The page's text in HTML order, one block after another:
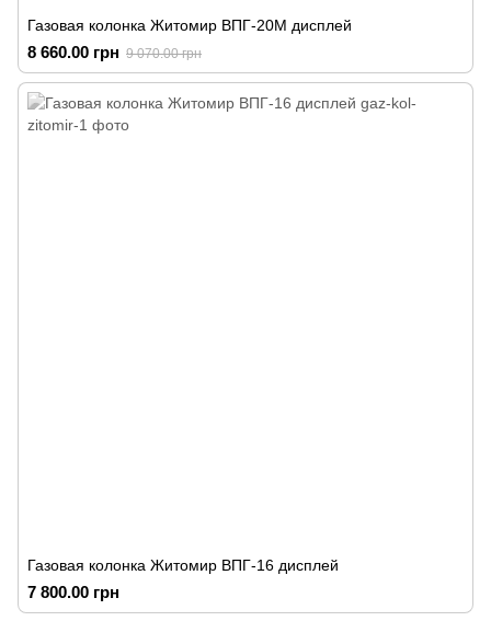
Газовая колонка Житомир ВПГ-20М дисплей
8 660.00 грн 9 070.00 грн
Газовая колонка Житомир ВПГ-16 дисплей
7 800.00 грн